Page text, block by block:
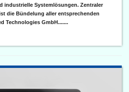
industrielle Systemlösungen. Zentraler
die Bündelung aller entsprechenden
Technologies GmbH.......